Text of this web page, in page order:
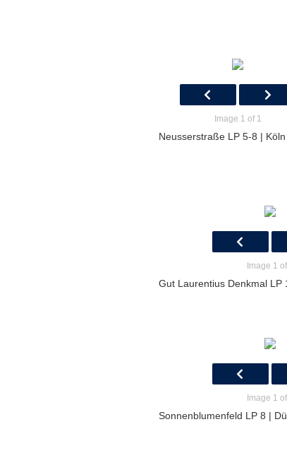
Image 1 of 1
Neusserstraße LP 5-8 |
Image 1
Gut Laurentius Denkmal LP
Image 1
Sonnenblumenfeld LP 8 |